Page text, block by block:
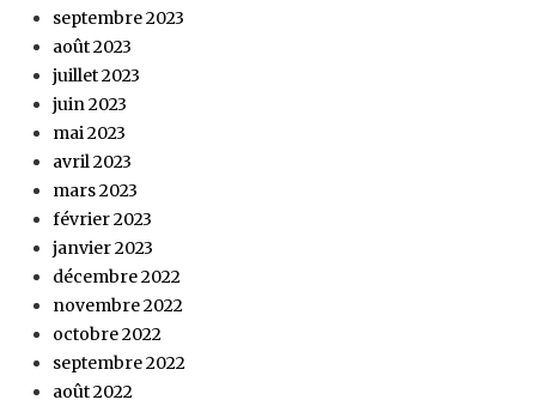
septembre 2023
août 2023
juillet 2023
juin 2023
mai 2023
avril 2023
mars 2023
février 2023
janvier 2023
décembre 2022
novembre 2022
octobre 2022
septembre 2022
août 2022